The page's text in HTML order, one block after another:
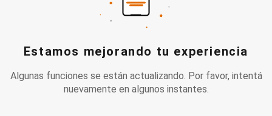
Estamos mejorando tu experiencia
Algunas funciones se están actualizando. Por favor, intentá
nuevamente en algunos instantes.